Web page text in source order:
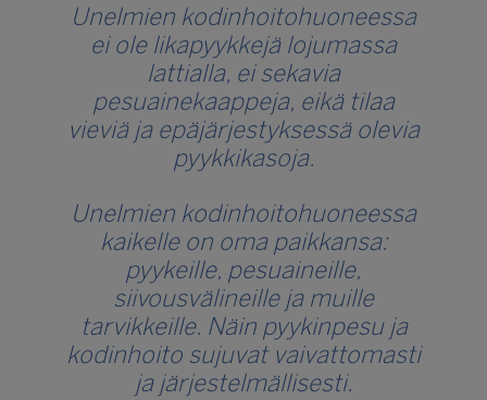
Unelmien kodinhoitohuoneessa
ei ole likapyykkejä lojumassa
lattialla, ei sekavia
pesuainekaappeja, eikä tilaa
vieviä ja epäjärjestyksessä olevia
pyykkikasoja.
Unelmien kodinhoitohuoneessa
kaikelle on oma paikkansa:
pyykeille, pesuaineille,
siivousvälineille ja muille
tarvikkeille. Näin pyykinpesu ja
kodinhoito sujuvat vaivattomasti
ja järjestelmällisesti.